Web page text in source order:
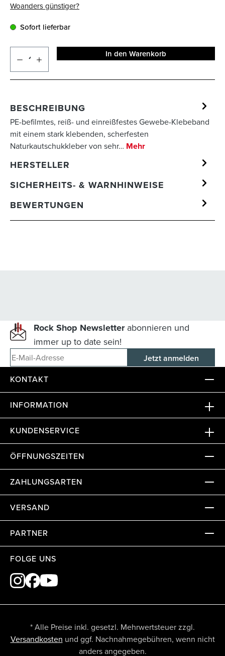
Woanders günstiger?
Sofort lieferbar
In den Warenkorb
BESCHREIBUNG
PE-befilmtes, reiß- und einreißfestes Gewebe-Klebeband
mit einem stark klebenden, scherfesten
Naturkautschukkleber von sehr… Mehr
HERSTELLER
SICHERHEITS- & WARNHINWEISE
BEWERTUNGEN
Rock Shop Newsletterabonnieren und
immer up to date sein!
E-Mail-Adresse
KONTAKT
INFORMATION
KUNDENSERVICE
ÖFFNUNGSZEITEN
ZAHLUNGSARTEN
VERSAND
PARTNER
FOLGE UNS
* Alle Preise inkl. gesetzl. Mehrwertsteuer zzgl.
Versandkosten und ggf. Nachnahmegebühren, wenn nicht
anders angegeben.